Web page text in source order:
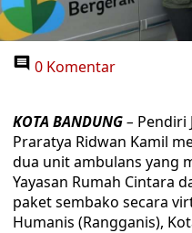
0 Komentar
KOTA BANDUNG– Pendiri
Praratya Ridwan Kamil
dua unit ambulans yang
Yayasan Rumah Cintara
paket sembako secara
Humanis (Rangganis),